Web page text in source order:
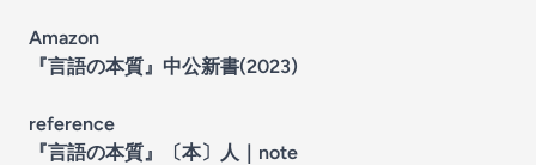
Amazon
『言語の本質』中公新書(2023)
reference
『言語の本質』〔本〕人 ｜note